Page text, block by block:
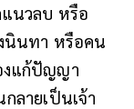
นวลบ หรือ
นินทา หรือคน
งแก้ปัญญา
ลายเป็นเจ้า